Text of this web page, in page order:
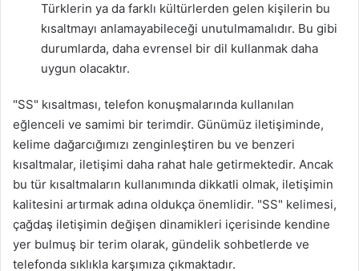
Türklerin ya da farklı kültürlerden gelen kişilerin bu
kısaltmayı anlamayabileceği unutulmamalıdır. Bu gibi
durumlarda, daha evrensel bir dil kullanmak daha
uygun olacaktır.
"SS" kısaltması, telefon konuşmalarında kullanılan
eğlenceli ve samimi bir terimdir. Günümüz iletişiminde,
kelime dağarcığımızı zenginleştiren bu ve benzeri
kısaltmalar, iletişimi daha rahat hale getirmektedir. Ancak
bu tür kısaltmaların kullanımında dikkatli olmak, iletişimin
kalitesini artırmak adına oldukça önemlidir. "SS" kelimesi,
çağdaş iletişimin değişen dinamikleri içerisinde kendine
yer bulmuş bir terim olarak, gündelik sohbetlerde ve
telefonda sıklıkla karşımıza çıkmaktadır.